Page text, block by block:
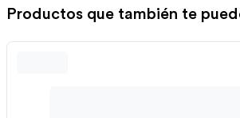
Productos que también te